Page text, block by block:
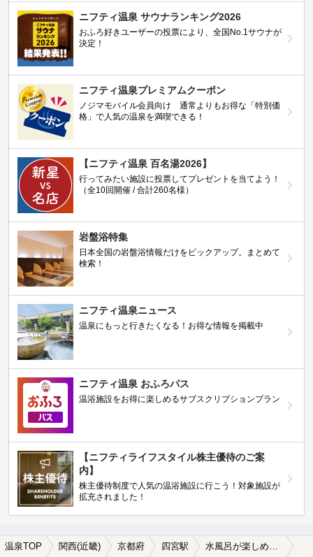
ニフティ温泉 サウナランキング2026
おふろ好きユーザーの投票により、全国No.1サウナが
決定！
ニフティ温泉プレミアムクーポン
ノジマモバイル会員向け 通常よりもお得な「特別価
格」で人気の温泉を満喫できる！
【ニフティ温泉 百名湯2026】
行ってみたい施設に投票してプレゼントを当てよう！
（全10回開催 / 合計260名様）
岩盤浴特集
日本全国の岩盤浴情報だけをピックアップ。まとめて
検索！
ニフティ温泉ニュース
温泉にもっと行きたくなる！お得な情報を掲載中
ニフティ温泉 おふろパス
温浴施設をお得に楽しめるサブスクリプションプラン
【ニフティライフスタイル株主優待のご案
内】
株主優待制度で人気の温浴施設に行こう！対象施設が
拡充されました！
温泉TOP 関西(近畿) 京都府 四宮駅 水風呂が楽しめる四宮駅近くの温泉、日帰り温泉、スーパー銭湯おすすめ